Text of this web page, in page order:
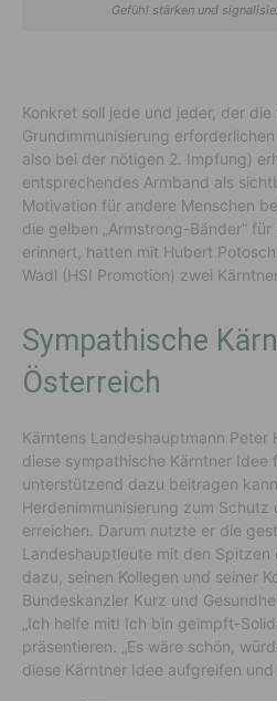
Gefühl stärken und
Konkret soll jede und jeder, der die
Grundimmunisierung
also bei der nötigen 2. Impfung)
entsprechendes Armband als
Motivation für andere Menschen
die gelben „Armstrong-Bänder“
erinnert, hatten mit Hubert
Wadl (HSI Promotion) zwei
Sympathische
Österreich
Kärntens Landeshauptmann Peter
diese sympathische Kärntner Idee
unterstützend dazu beitragen
Herdenimmunisierung zum
erreichen. Darum nutzte er die
Landeshauptleute mit den Spitzen
dazu, seinen Kollegen und seiner
Bundeskanzler Kurz und
„Ich helfe mit! Ich bin geimpft-
präsentieren. „Es wäre schön,
diese Kärntner Idee aufgreifen und